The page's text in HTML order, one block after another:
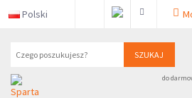
Polski
SZUKAJ
do